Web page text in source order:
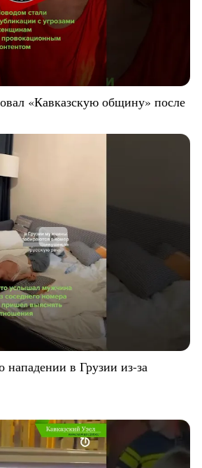
«Кавказскую общину» после
нападении в Грузии из-за